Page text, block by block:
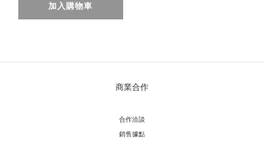
加入購物車
商業合作
合作洽談
銷售據點